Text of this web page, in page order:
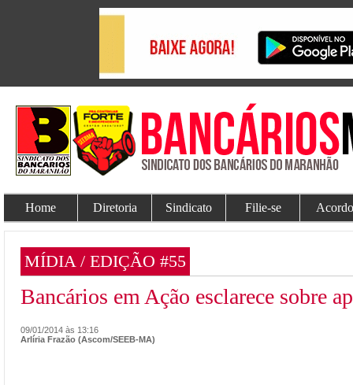
Home Diretoria Sindicato Filie-se
MÍDIA / EDIÇÃO #55
Bancários em Ação esclarece sobre
09/01/2014 às 13:16
Arlíria Frazão (Ascom/SEEB-MA)